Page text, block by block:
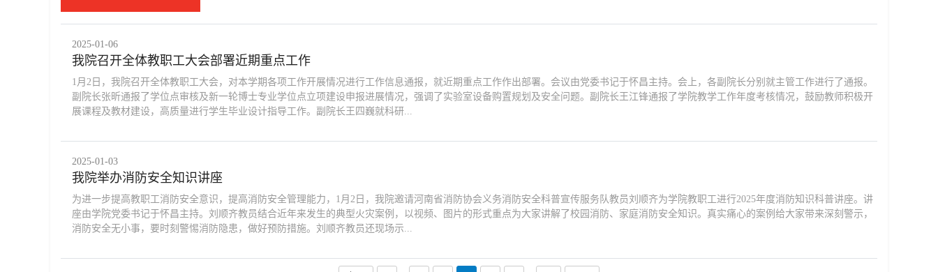
2025-01-06
我院召开全体教职工大会部署近期重点工作
1月2日，我院召开全体教职工大会，对本学期各项工作开展情况进行工作信息通报，就近期重点工作作出部署。会议由党委书记于怀昌主持。会上，各副院长分别就主管工作进行了通报。
副院长张昕通报了学位点审核及新一轮博士专业学位点立项建设申报进展情况，强调了实验室设备购置规划及安全问题。副院长王江锋通报了学院教学工作年度考核情况，鼓励教师积极开
展课程及教材建设，高质量进行学生毕业设计指导工作。副院长王四巍就科研...
2025-01-03
我院举办消防安全知识讲座
为进一步提高教职工消防安全意识，提高消防安全管理能力，1月2日，我院邀请河南省消防协会义务消防安全科普宣传服务队教员刘顺齐为学院教职工进行2025年度消防知识科普讲座。讲
座由学院党委书记于怀昌主持。刘顺齐教员结合近年来发生的典型火灾案例，以视频、图片的形式重点为大家讲解了校园消防、家庭消防安全知识。真实痛心的案例给大家带来深刻警示，
消防安全无小事，要时刻警惕消防隐患，做好预防措施。刘顺齐教员还现场示...